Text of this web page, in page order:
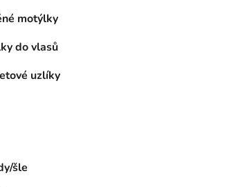
motýlky
do vlasů
uzlíky
šle